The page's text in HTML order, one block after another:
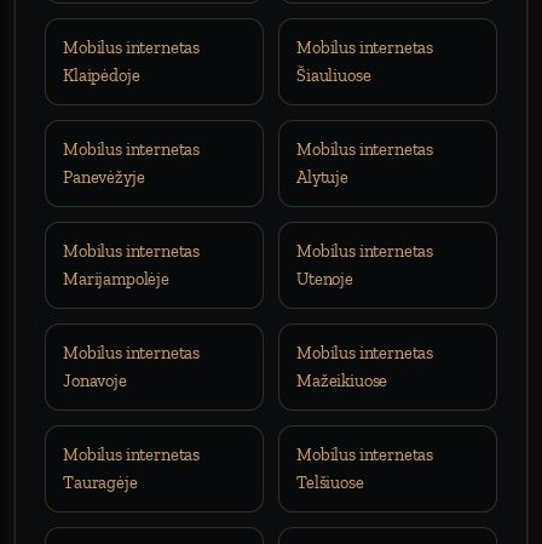
Mobilus internetas
Klaipėdoje
Mobilus internetas
Šiauliuose
Mobilus internetas
Panevėžyje
Mobilus internetas
Alytuje
Mobilus internetas
Marijampolėje
Mobilus internetas
Utenoje
Mobilus internetas
Jonavoje
Mobilus internetas
Mažeikiuose
Mobilus internetas
Tauragėje
Mobilus internetas
Telšiuose